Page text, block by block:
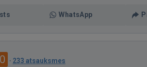
WhatsApp
· 233 atsauksmes